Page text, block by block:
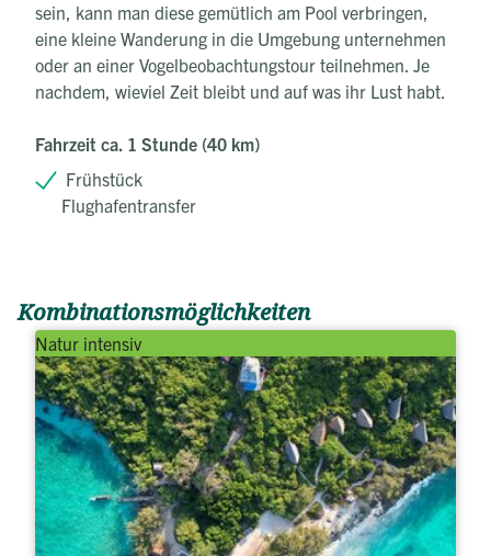
sein, kann man diese gemütlich am Pool verbringen,
eine kleine Wanderung in die Umgebung unternehmen
oder an einer Vogelbeobachtungstour teilnehmen. Je
nachdem, wieviel Zeit bleibt und auf was ihr Lust habt.
Fahrzeit ca. 1 Stunde (40 km)
Frühstück
Flughafentransfer
Kombinationsmöglichkeiten
Natur intensiv